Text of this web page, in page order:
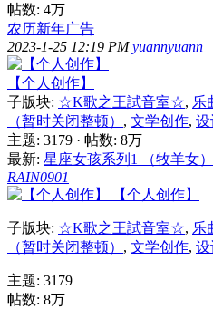
帖数: 4万
农历新年广告
2023-1-25 12:19 PMyuannyuann
【个人创作】
子版块: ☆K歌之王試音室☆, 乐
（暂时关闭整顿） , 文学创作, 设
主题: 3179 · 帖数: 8万
最新: 星座女孩系列1 （牧羊女
RAIN0901
【个人创作】
子版块: ☆K歌之王試音室☆, 乐
（暂时关闭整顿） , 文学创作, 设
主题: 3179
帖数: 8万